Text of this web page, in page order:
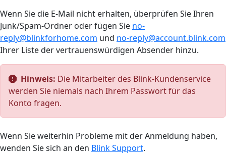
Wenn Sie die E-Mail nicht erhalten, überprüfen Sie Ihren
Junk/Spam-Ordner oder fügen Sie no-
reply@blinkforhome.com und no-reply@account.blink.com
Ihrer Liste der vertrauenswürdigen Absender hinzu.
Hinweis: Die Mitarbeiter des Blink-Kundenservice
werden Sie niemals nach Ihrem Passwort für das
Konto fragen.
Wenn Sie weiterhin Probleme mit der Anmeldung haben,
wenden Sie sich an den Blink Support.